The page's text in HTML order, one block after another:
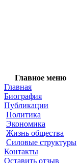
Главное меню
Главная
Биография
Публикации
Политика
Экономика
Жизнь общества
Силовые структуры
Контакты
Оставить отзыв